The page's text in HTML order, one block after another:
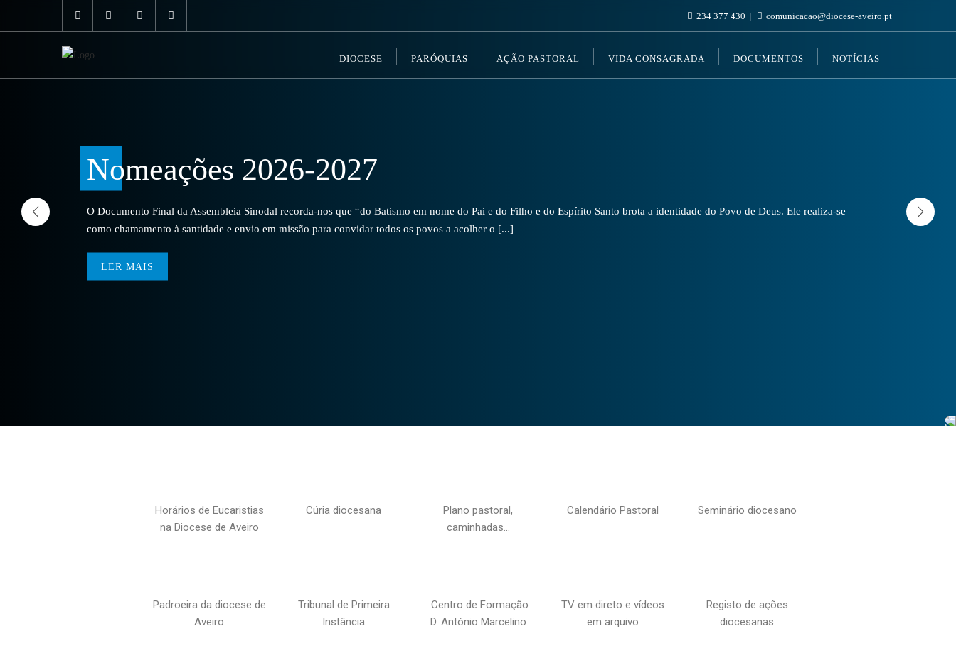
234 377 430 comunicacao@diocese-aveiro.pt
DIOCESE PARÓQUIAS AÇÃO PASTORAL VIDA CONSAGRADA DOCUMENTOS NOTÍCIAS
Nomeações 2026-2027
O Documento Final da Assembleia Sinodal recorda-nos que “do Batismo em nome do Pai e do Filho e do Espírito Santo brota a identidade do Povo de Deus. Ele realiza-se
como chamamento à santidade e envio em missão para convidar todos os povos a acolher o [...]
LER MAIS
Horários de Eucaristias
na Diocese de Aveiro
Cúria diocesana
Plano pastoral,
caminhadas…
Calendário Pastoral Seminário diocesano
Padroeira da diocese de
Aveiro
Tribunal de Primeira
Instância
Centro de Formação
D. António Marcelino
TV em direto e vídeos
em arquivo
Registo de ações
diocesanas